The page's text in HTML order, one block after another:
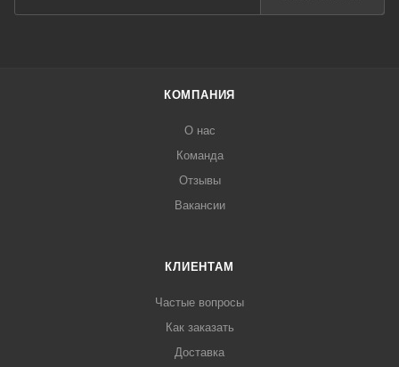
КОМПАНИЯ
О нас
Команда
Отзывы
Вакансии
КЛИЕНТАМ
Частые вопросы
Как заказать
Доставка